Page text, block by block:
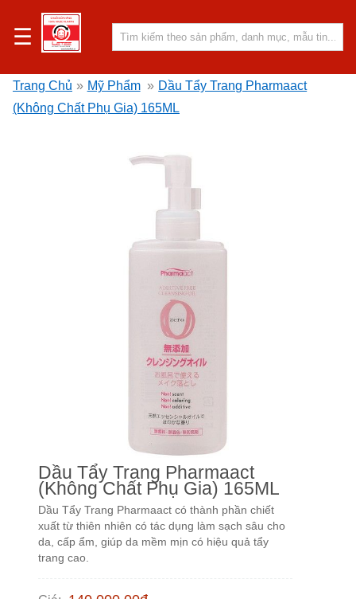
☰
Trang Chủ » Mỹ Phẩm » Dầu Tẩy Trang Pharmaact
(Không Chất Phụ Gia) 165ML
Dầu Tẩy Trang Pharmaact
(Không Chất Phụ Gia) 165ML
Dầu Tẩy Trang Pharmaact có thành phần chiết
xuất từ thiên nhiên có tác dụng làm sạch sâu cho
da, cấp ẩm, giúp da mềm mịn có hiệu quả tẩy
trang cao.